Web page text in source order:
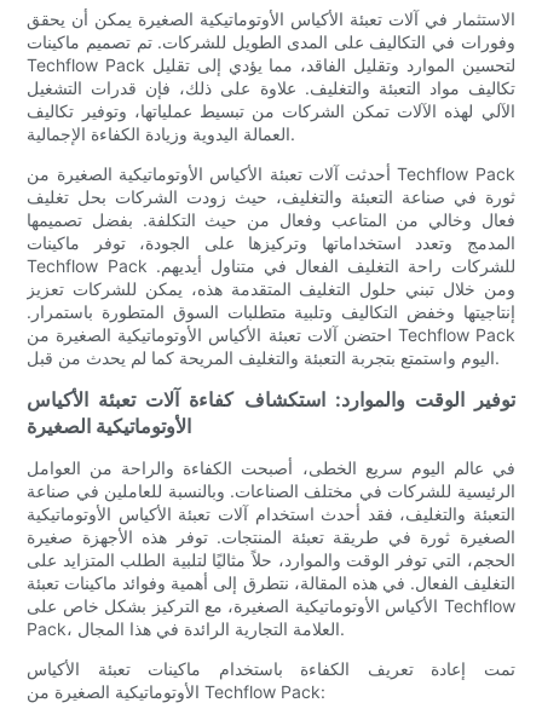
الاستثمار في آلات تعبئة الأكياس الأوتوماتيكية الصغيرة يمكن أن يحقق
وفورات في التكاليف على المدى الطويل للشركات. تم تصميم ماكينات
Techflow Pack لتحسين الموارد وتقليل الفاقد، مما يؤدي إلى تقليل
تكاليف مواد التعبئة والتغليف. علاوة على ذلك، فإن قدرات التشغيل
الآلي لهذه الآلات تمكن الشركات من تبسيط عملياتها، وتوفير تكاليف
العمالة اليدوية وزيادة الكفاءة الإجمالية.
أحدثت آلات تعبئة الأكياس الأوتوماتيكية الصغيرة من Techflow Pack
ثورة في صناعة التعبئة والتغليف، حيث زودت الشركات بحل تغليف
فعال وخالي من المتاعب وفعال من حيث التكلفة. بفضل تصميمها
المدمج وتعدد استخداماتها وتركيزها على الجودة، توفر ماكينات
Techflow Pack للشركات راحة التغليف الفعال في متناول أيديهم.
ومن خلال تبني حلول التغليف المتقدمة هذه، يمكن للشركات تعزيز
إنتاجيتها وخفض التكاليف وتلبية متطلبات السوق المتطورة باستمرار.
احتضن آلات تعبئة الأكياس الأوتوماتيكية الصغيرة من Techflow Pack
اليوم واستمتع بتجربة التعبئة والتغليف المريحة كما لم يحدث من قبل.
توفير الوقت والموارد: استكشاف كفاءة آلات تعبئة الأكياس
الأوتوماتيكية الصغيرة
في عالم اليوم سريع الخطى، أصبحت الكفاءة والراحة من العوامل
الرئيسية للشركات في مختلف الصناعات. وبالنسبة للعاملين في صناعة
التعبئة والتغليف، فقد أحدث استخدام آلات تعبئة الأكياس الأوتوماتيكية
الصغيرة ثورة في طريقة تعبئة المنتجات. توفر هذه الأجهزة صغيرة
الحجم، التي توفر الوقت والموارد، حلاً مثاليًا لتلبية الطلب المتزايد على
التغليف الفعال. في هذه المقالة، نتطرق إلى أهمية وفوائد ماكينات تعبئة
الأكياس الأوتوماتيكية الصغيرة، مع التركيز بشكل خاص على Techflow
Pack، العلامة التجارية الرائدة في هذا المجال.
تمت إعادة تعريف الكفاءة باستخدام ماكينات تعبئة الأكياس
الأوتوماتيكية الصغيرة من Techflow Pack: